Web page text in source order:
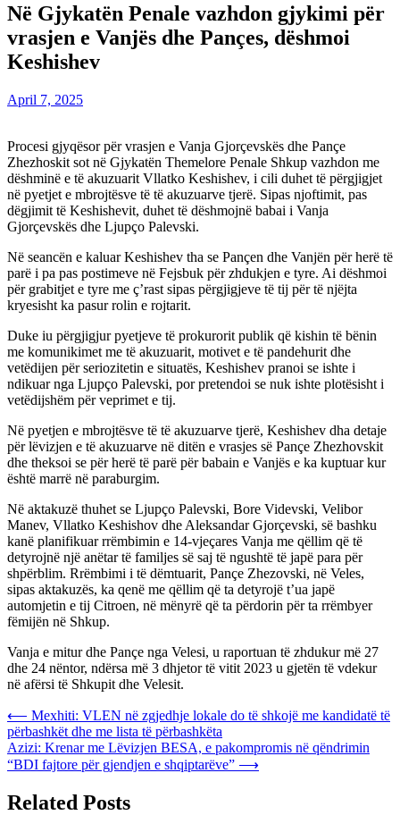
Në Gjykatën Penale vazhdon gjykimi për
vrasjen e Vanjës dhe Pançes, dëshmoi
Keshishev
April 7, 2025
Procesi gjyqësor për vrasjen e Vanja Gjorçevskës dhe Pançe
Zhezhoskit sot në Gjykatën Themelore Penale Shkup vazhdon me
dëshminë e të akuzuarit Vllatko Keshishev, i cili duhet të përgjigjet
në pyetjet e mbrojtësve të të akuzuarve tjerë. Sipas njoftimit, pas
dëgjimit të Keshishevit, duhet të dëshmojnë babai i Vanja
Gjorçevskës dhe Ljupço Palevski.
Në seancën e kaluar Keshishev tha se Pançen dhe Vanjën për herë të
parë i pa pas postimeve në Fejsbuk për zhdukjen e tyre. Ai dëshmoi
për grabitjet e tyre me ç’rast sipas përgjigjeve të tij për të njëjta
kryesisht ka pasur rolin e rojtarit.
Duke iu përgjigjur pyetjeve të prokurorit publik që kishin të bënin
me komunikimet me të akuzuarit, motivet e të pandehurit dhe
vetëdijen për seriozitetin e situatës, Keshishev pranoi se ishte i
ndikuar nga Ljupço Palevski, por pretendoi se nuk ishte plotësisht i
vetëdijshëm për veprimet e tij.
Në pyetjen e mbrojtësve të të akuzuarve tjerë, Keshishev dha detaje
për lëvizjen e të akuzuarve në ditën e vrasjes së Pançe Zhezhovskit
dhe theksoi se për herë të parë për babain e Vanjës e ka kuptuar kur
është marrë në paraburgim.
Në aktakuzë thuhet se Ljupço Palevski, Bore Videvski, Velibor
Manev, Vllatko Keshishov dhe Aleksandar Gjorçevski, së bashku
kanë planifikuar rrëmbimin e 14-vjeçares Vanja me qëllim që të
detyrojnë një anëtar të familjes së saj të ngushtë të japë para për
shpërblim. Rrëmbimi i të dëmtuarit, Pançe Zhezovski, në Veles,
sipas aktakuzës, ka qenë me qëllim që ta detyrojë t’ua japë
automjetin e tij Citroen, në mënyrë që ta përdorin për ta rrëmbyer
fëmijën në Shkup.
Vanja e mitur dhe Pançe nga Velesi, u raportuan të zhdukur më 27
dhe 24 nëntor, ndërsa më 3 dhjetor të vitit 2023 u gjetën të vdekur
në afërsi të Shkupit dhe Velesit.
Post
navigation
⟵ Mexhiti: VLEN në zgjedhje lokale do të shkojë me kandidatë të
përbashkët dhe me lista të përbashkëta
Azizi: Krenar me Lëvizjen BESA, e pakompromis në qëndrimin
“BDI fajtore për gjendjen e shqiptarëve” ⟶
Related Posts